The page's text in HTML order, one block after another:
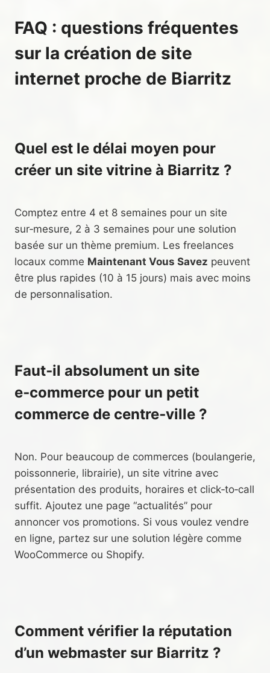
FAQ : questions fréquentes
sur la création de site
internet proche de Biarritz
Quel est le délai moyen pour
créer un site vitrine à Biarritz ?
Comptez entre 4 et 8 semaines pour un site
sur‑mesure, 2 à 3 semaines pour une solution
basée sur un thème premium. Les freelances
locaux comme Maintenant Vous Savez peuvent
être plus rapides (10 à 15 jours) mais avec moins
de personnalisation.
Faut‑il absolument un site
e‑commerce pour un petit
commerce de centre‑ville ?
Non. Pour beaucoup de commerces (boulangerie,
poissonnerie, librairie), un site vitrine avec
présentation des produits, horaires et click‑to‑call
suffit. Ajoutez une page “actualités” pour
annoncer vos promotions. Si vous voulez vendre
en ligne, partez sur une solution légère comme
WooCommerce ou Shopify.
Comment vérifier la réputation
d’un webmaster sur Biarritz ?